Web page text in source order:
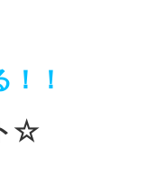
！
☆